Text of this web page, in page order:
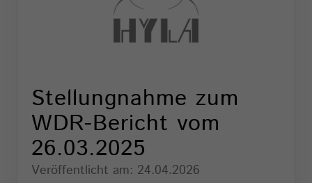
Stellungnahme zum
WDR-Bericht vom
26.03.2025
Veröffentlicht am: 24.04.2026